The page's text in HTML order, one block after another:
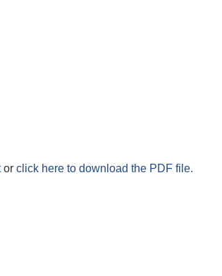
or click here to download the PDF file.